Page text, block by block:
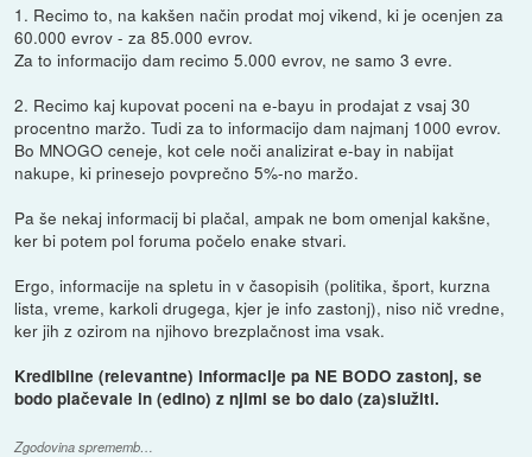
1. Recimo to, na kakšen način prodat moj vikend, ki je ocenjen za
60.000 evrov - za 85.000 evrov.
Za to informacijo dam recimo 5.000 evrov, ne samo 3 evre.
2. Recimo kaj kupovat poceni na e-bayu in prodajat z vsaj 30
procentno maržo. Tudi za to informacijo dam najmanj 1000 evrov.
Bo MNOGO ceneje, kot cele noči analizirat e-bay in nabijat
nakupe, ki prinesejo povprečno 5%-no maržo.
Pa še nekaj informacij bi plačal, ampak ne bom omenjal kakšne,
ker bi potem pol foruma počelo enake stvari.
Ergo, informacije na spletu in v časopisih (politika, šport, kurzna
lista, vreme, karkoli drugega, kjer je info zastonj), niso nič vredne,
ker jih z ozirom na njihovo brezplačnost ima vsak.
Kredibilne (relevantne) informacije pa NE BODO zastonj, se
bodo plačevale in (edino) z njimi se bo dalo (za)služiti.
Zgodovina sprememb…